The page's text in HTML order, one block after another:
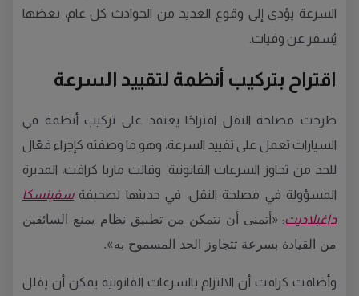
السرعة يؤدي إلى وقوع العديد من الحوادث كل عام، بعضها
يُسفر عن وفيات.
اقتراح بتركيب أنظمة لتقييد السرعة
طرحت مصلحة النقل اقتراحًا يعتمد على تركيب أنظمة في
السيارات تعمل على تقييد السرعة، وهو ما وصفته كإجراء فعّال
للحد من تجاوز السرعات القانونية. وقالت ماريا كرافت، المديرة
المسؤولة في مصلحة النقل، في حديثها لصحيفةسفينسكا
داغبلاديت: «أتمنى أن نتمكن من تطبيق نظام يمنع السائقين
من القيادة بسرعة تتجاوز الحد المسموح به».
وأضافت كرافت أن الالتزام بالسرعات القانونية يمكن أن يقلل